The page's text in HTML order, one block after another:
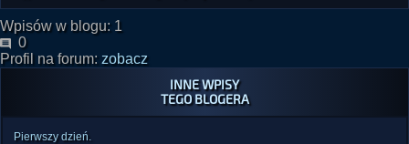
Wpisów w blogu: 1
0
Profil na forum: zobacz
INNE WPISY
TEGO BLOGERA
Pierwszy dzień.